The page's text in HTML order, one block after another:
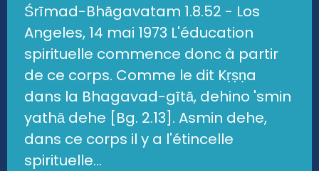
Śrīmad-Bhāgavatam 1.8.52 - Los
Angeles, 14 mai 1973 L'éducation
spirituelle commence donc à partir
de ce corps. Comme le dit Kṛṣṇa
dans la Bhagavad-gītā, dehino 'smin
yathā dehe [Bg. 2.13]. Asmin dehe,
dans ce corps il y a l'étincelle
spirituelle...